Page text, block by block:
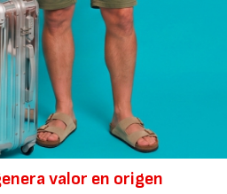
valor en origen